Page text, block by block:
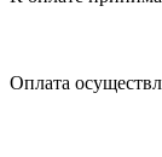
Оплата